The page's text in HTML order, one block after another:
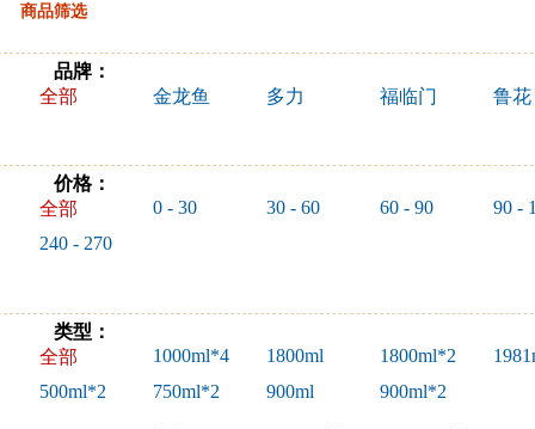
商品筛选
品牌：
全部
金龙鱼 多力 福临门 鲁花
价格：
全部
0 - 30 30 - 60 60 - 90
90 -
240 - 270
类型：
全部
1000ml*4 1800ml 1800ml*2
500ml*2
750ml*2 900ml 900ml*2